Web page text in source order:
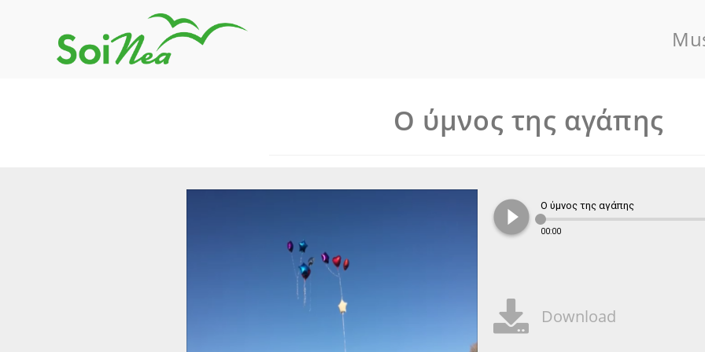
Ο ύμνος της αγάπης
play_circle_filled Ο ύμνος της αγάπης
00:00
Download